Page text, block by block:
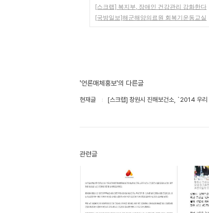
[스크랩] 복지부, 장애인 건강관리 강화한다
[국방일보]해군해양의료원 회복기운동교실
'언론매체홍보'의 다른글
현재글 [스크랩] 창원시 진해보건소, `2014 우리
관련글